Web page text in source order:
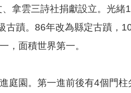
拿雲三詩社捐獻設立。光
古蹟。86年改為縣定古蹟，
，面積世界第一。
庭園。第一進前後有4個門